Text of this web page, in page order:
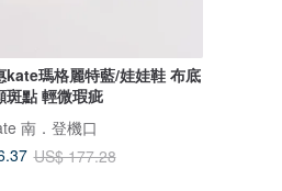
kate瑪格麗特藍/娃娃鞋 布底
斑點 輕微瑕疵
南．登機口
US$ 177.28